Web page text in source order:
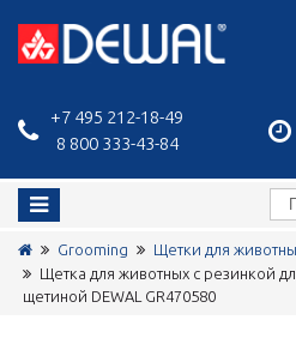
+7 495 212-18-49
8 800 333-43-84
Grooming
Щетки для
Щетка для животных с резинкой
щетиной DEWAL GR470580